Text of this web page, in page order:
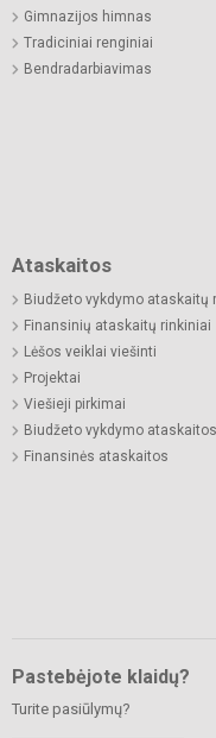
Gimnazijos himnas
Tradiciniai renginiai
Bendradarbiavimas
Ataskaitos
Biudžeto vykdymo ataskaitų
Finansinių ataskaitų rinkiniai
Lėšos veiklai viešinti
Projektai
Viešieji pirkimai
Biudžeto vykdymo ataskaitos
Finansinės ataskaitos
Pastebėjote klaidų?
Turite pasiūlymų?